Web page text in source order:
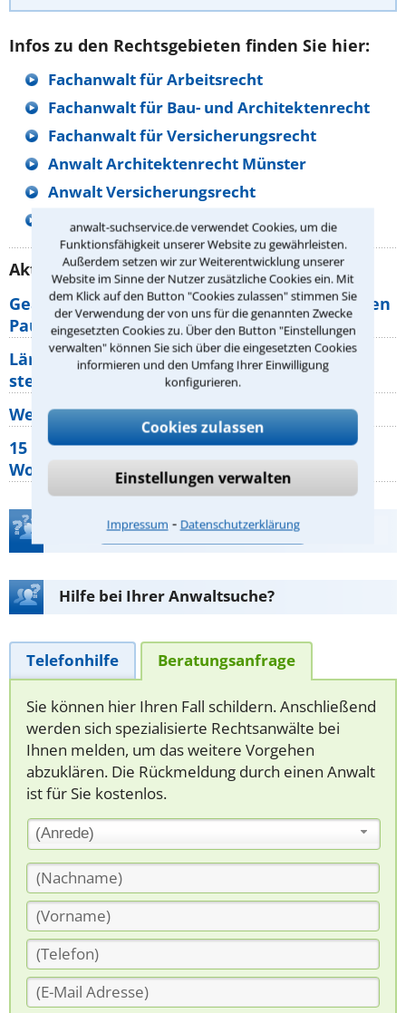
anwalt-suchservice.de verwendet Cookies, um die
Funktionsfähigkeit unserer Website zu gewährleisten.
Außerdem setzen wir zur Weiterentwicklung unserer
Website im Sinne der Nutzer zusätzliche Cookies ein. Mit
dem Klick auf den Button "Cookies zulassen" stimmen Sie
der Verwendung der von uns für die genannten Zwecke
eingesetzten Cookies zu. Über den Button "Einstellungen
verwalten" können Sie sich über die eingesetzten Cookies
informieren und den Umfang Ihrer Einwilligung
konfigurieren.
Cookies zulassen
Einstellungen verwalten
Impressum ⁃ Datenschutzerklärung
Infos zu den Rechtsgebieten finden Sie hier:
Fachanwalt für Arbeitsrecht
Fachanwalt für Bau- und Architektenrecht
Fachanwalt für Versicherungsrecht
Anwalt Architektenrecht Münster
Anwalt Versicherungsrecht
Anwalt Arbeitsrecht Münster
Aktuelle Rechtstipps unserer Redaktion
Geänderte Abflugzeiten: Welche Rechte haben
Pauschalurlauber?
Lärm von den Nachbarn: Welche Rechte
stehen mir zu?
Wer muss Zweitwohnungssteuer zahlen?
15 elementare Rechte, die jeder
Wohnungseigentümer kennen sollte
Teste Dein Rechtswissen
Hilfe bei Ihrer Anwaltsuche?
Telefonhilfe Beratungsanfrage
Sie können hier Ihren Fall schildern. Anschließend
werden sich spezialisierte Rechtsanwälte bei
Ihnen melden, um das weitere Vorgehen
abzuklären. Die Rückmeldung durch einen Anwalt
ist für Sie kostenlos.
(Anrede)